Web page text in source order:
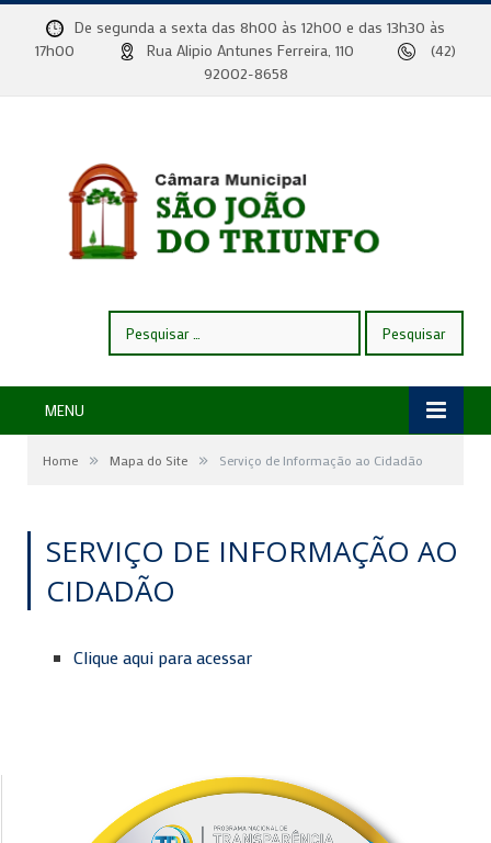
De segunda a sexta das 8h00 às 12h00 e das 13h30 às
17h00
Rua Alipio Antunes Ferreira, 110
(42)
92002-8658
por:
MENU
Home » Mapa do Site » Serviço de Informação ao Cidadão
SERVIÇO DE INFORMAÇÃO AO
CIDADÃO
Clique aqui para acessar